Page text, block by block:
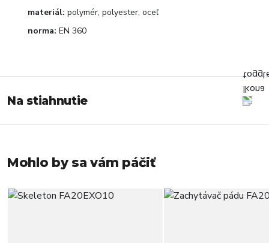
materiál: polymér, polyester, oceľ
norma: EN 360
Na stiahnutie
Mohlo by sa vám páčiť